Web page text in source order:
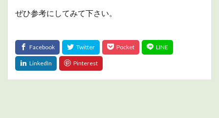
ぜひ参考にしてみて下さい。